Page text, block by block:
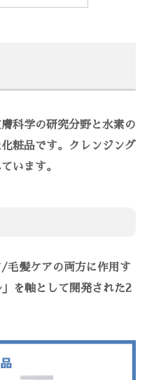
科学の研究分野と水素の
粧品です。クレンジング
います。
毛髪ケアの両方に作用す
を軸として開発された2